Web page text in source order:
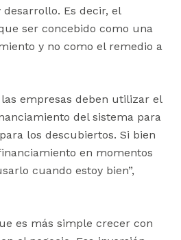
Es decir, el
ser concebido como una
y no como el remedio a
las empresas deben utilizar el
del sistema para
los descubiertos. Si bien
en momentos
cuando estoy bien”,
es más simple crecer con